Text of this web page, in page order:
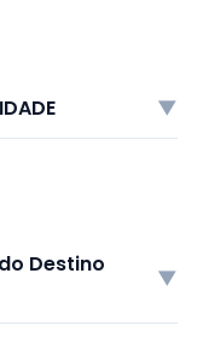
▼
Destino
▼